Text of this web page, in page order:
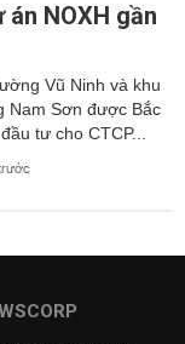
NOXH gần
Vũ Ninh và khu
Nam Sơn được Bắc
tư cho CTCP...